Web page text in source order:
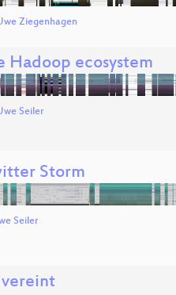
Ziegenhagen
ecosystem
Seiler
Storm
Seiler
vereint